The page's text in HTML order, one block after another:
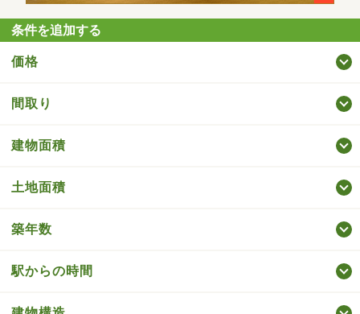
条件を追加する
価格
間取り
建物面積
土地面積
築年数
駅からの時間